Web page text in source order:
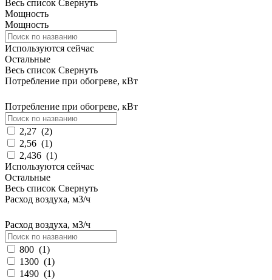
Весь список Свернуть
Мощность
Мощность
Используются сейчас
Остальные
Весь список Свернуть
Потребление при обогреве, кВт
Потребление при обогреве, кВт
2,27 (2)
2,56 (1)
2,436 (1)
Используются сейчас
Остальные
Весь список Свернуть
Расход воздуха, м3/ч
Расход воздуха, м3/ч
800 (1)
1300 (1)
1490 (1)